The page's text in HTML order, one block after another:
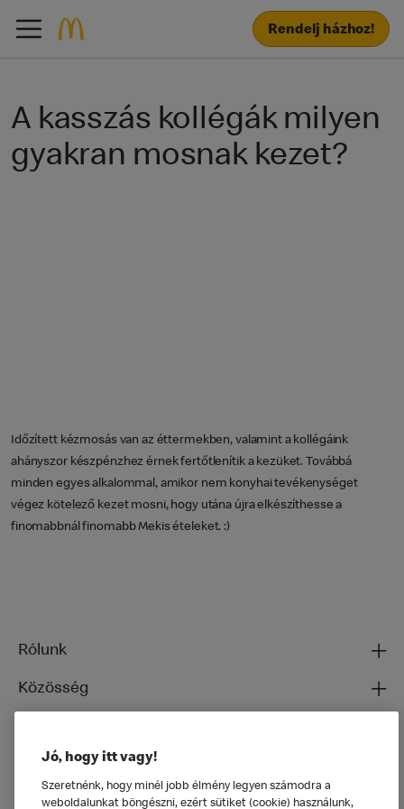
Rendelj házhoz!
A kasszás kollégák milyen
gyakran mosnak kezet?
Időzített kézmosás van az éttermekben, valamint a kollégáink
ahányszor készpénzhez érnek fertőtlenítik a kezüket. Továbbá
minden egyes alkalommal, amikor nem konyhai tevékenységet
végez kötelező kezet mosni, hogy utána újra elkészíthesse a
finomabbnál finomabb Mekis ételeket. :)
Rólunk
Közösség
Általános
Jó, hogy itt vagy!
Szeretnénk, hogy minél jobb élmény legyen számodra a
weboldalunkat böngészni, ezért sütiket (cookie) használunk,